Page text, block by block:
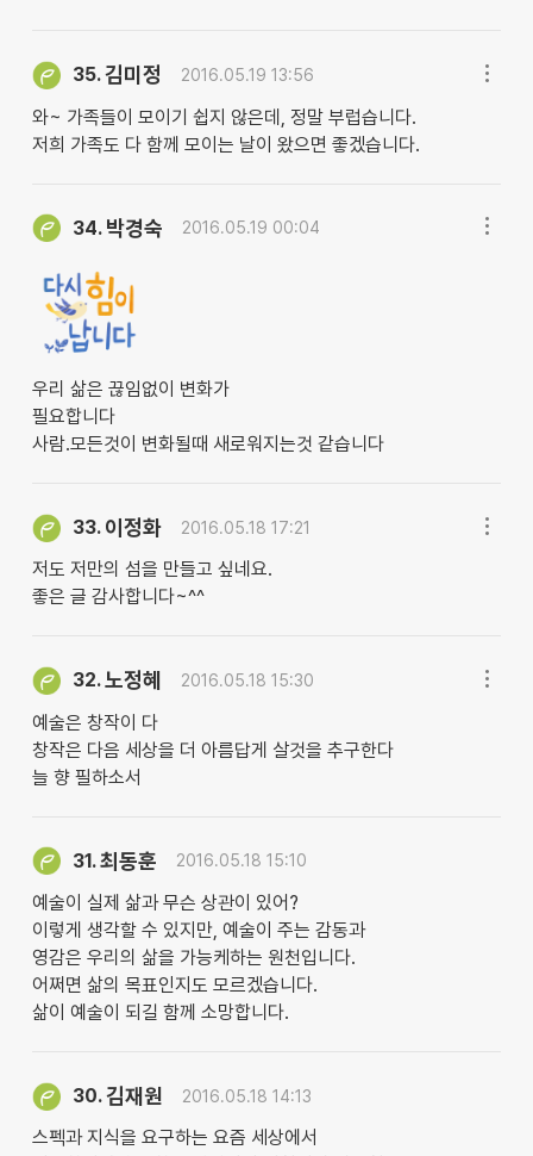
35.김미정 2016.05.19 13:56
와~ 가족들이 모이기 쉽지 않은데, 정말 부럽습니다.
저희 가족도 다 함께 모이는 날이 왔으면 좋겠습니다.
34. 박경숙 2016.05.19 00:04
우리 삶은 끊임없이 변화가
필요합니다
사람.모든것이 변화될때 새로워지는것 같습니다
33. 이정화 2016.05.18 17:21
저도 저만의 섬을 만들고 싶네요.
좋은 글 감사합니다~^^
32.노정혜 2016.05.18 15:30
예술은 창작이 다
창작은 다음 세상을 더 아름답게 살것을 추구한다
늘 향 필하소서
31.최동훈 2016.05.18 15:10
예술이 실제 삶과 무슨 상관이 있어?
이렇게 생각할 수 있지만, 예술이 주는 감동과
영감은 우리의 삶을 가능케하는 원천입니다.
어쩌면 삶의 목표인지도 모르겠습니다.
삶이 예술이 되길 함께 소망합니다.
30.김재원 2016.05.18 14:13
스펙과 지식을 요구하는 요즘 세상에서